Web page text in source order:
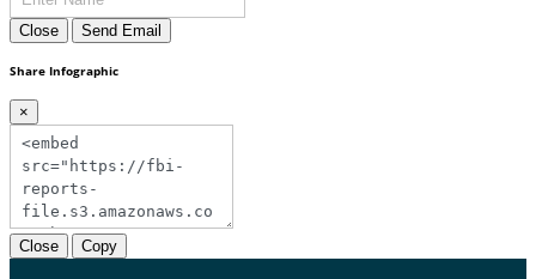
Close Send Email
Share Infographic
×
Close Copy